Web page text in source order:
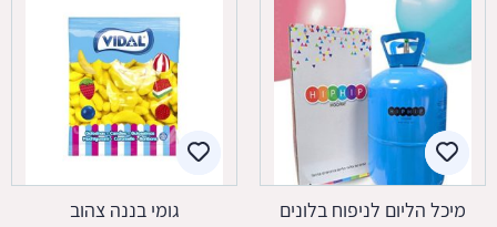
מיכל הליום לניפוח בלונים גומי בננה צהוב